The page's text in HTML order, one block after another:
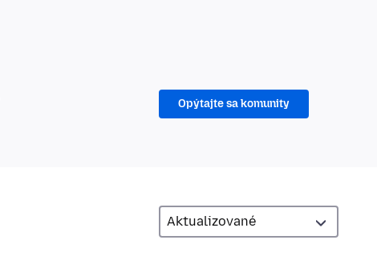
Opýtajte sa komunity